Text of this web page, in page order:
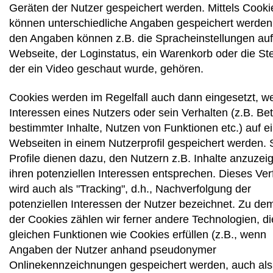
Geräten der Nutzer gespeichert werden. Mittels
können unterschiedliche Angaben gespeichert
den Angaben können z.B. die Spracheinstellungen
Webseite, der Loginstatus, ein Warenkorb oder die
der ein Video geschaut wurde, gehören.
Cookies werden im Regelfall auch dann eingesetzt,
Interessen eines Nutzers oder sein Verhalten (z.B.
bestimmter Inhalte, Nutzen von Funktionen etc.) auf
Webseiten in einem Nutzerprofil gespeichert werden.
Profile dienen dazu, den Nutzern z.B. Inhalte
ihren potenziellen Interessen entsprechen. Dieses
wird auch als "Tracking", d.h., Nachverfolgung der
potenziellen Interessen der Nutzer bezeichnet. Zu
der Cookies zählen wir ferner andere Technologien,
gleichen Funktionen wie Cookies erfüllen (z.B., wenn
Angaben der Nutzer anhand pseudonymer
Onlinekennzeichnungen gespeichert werden, auch als